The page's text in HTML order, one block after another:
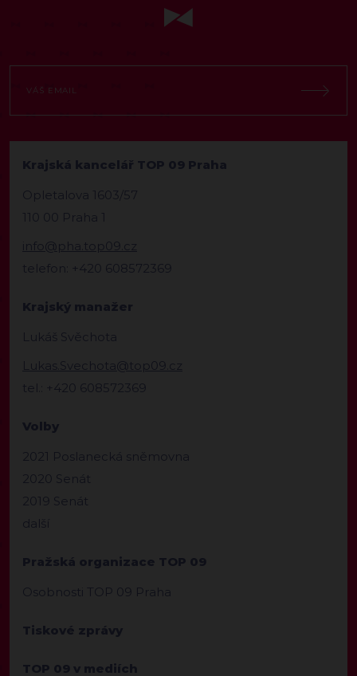
Krajská kancelář TOP 09 Praha
Opletalova 1603/57
110 00 Praha 1
info@pha.top09.cz
telefon: +420 608572369
Krajský manažer
Lukáš Svěchota
Lukas.Svechota@top09.cz
tel.: +420 608572369
Volby
2021 Poslanecká sněmovna
2020 Senát
2019 Senát
další
Pražská organizace TOP 09
Osobnosti TOP 09 Praha
Tiskové zprávy
TOP 09 v mediích